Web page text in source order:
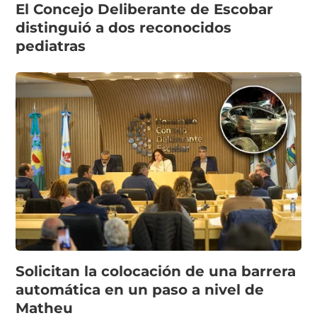
El Concejo Deliberante de Escobar
distinguió a dos reconocidos
pediatras
Solicitan la colocación de una barrera
automática en un paso a nivel de
Matheu